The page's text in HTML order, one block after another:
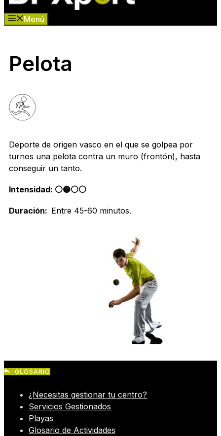
Menú
Pelota
Deporte de origen vasco en el que se golpea por
turnos una pelota contra un muro (frontón), hasta
conseguir un tanto.
Intensidad: ⚪️🟡⚪️⚪
Duración: Entre 45-60 minutos.
GLOSARIO
¿Necesitas gestionar tu centro?
Servicios Gestionados
Playas
Glosario de Actividades